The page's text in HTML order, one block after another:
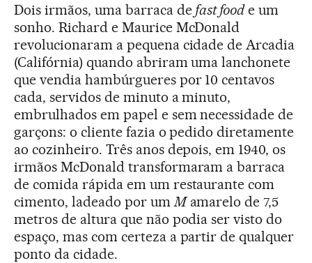
Dois irmãos, uma barraca de fast foode um
sonho. Richard e Maurice McDonald
revolucionaram a pequena cidade de Arcadia
(Califórnia) quando abriram uma lanchonete
que vendia hambúrgueres por 10 centavos
cada, servidos de minuto a minuto,
embrulhados em papel e sem necessidade de
garçons: o cliente fazia o pedido diretamente
ao cozinheiro. Três anos depois, em 1940, os
irmãos McDonald transformaram a barraca
de comida rápida em um restaurante com
cimento, ladeado por um Mamarelo de 7,5
metros de altura que não podia ser visto do
espaço, mas com certeza a partir de qualquer
ponto da cidade.